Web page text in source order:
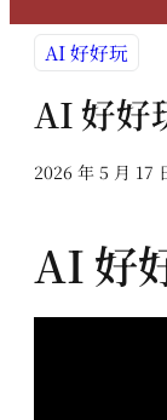
AI 好好玩
AI 好好
2026 年 5 月 17
AI 好